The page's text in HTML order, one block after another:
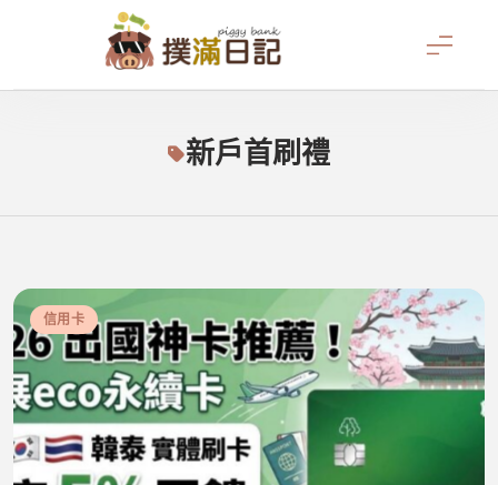
撲滿日記
新戶首刷禮
信用卡